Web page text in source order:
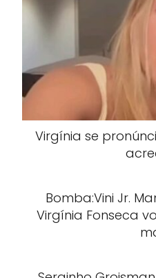
Virgínia se
Bomba:Vini Jr.
Virgínia Fonseca